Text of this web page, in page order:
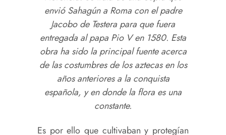
envió Sahagún a Roma con el padre
Jacobo de Testera para que fuera
entregada al papa Pio V en 1580. Esta
obra ha sido la principal fuente acerca
de las costumbres de los aztecas en los
años anteriores a la conquista
española, y en donde la flora es una
constante.
Es por ello que cultivaban y protegían